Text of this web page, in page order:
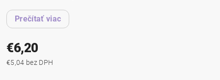
Prečítať viac
€6,20
€5,04 bez DPH